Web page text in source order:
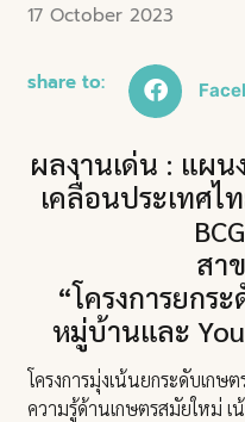
17 October 2023
share to:
ผลงานเด่น : แผ
เคลื่อนประเทศไ
สา
“โครงการยกร
หมู่บ้านและ
โครงการมุ่งเน้นยกระดับเก
ความรู้ด้านเกษตรสมัยใหม่